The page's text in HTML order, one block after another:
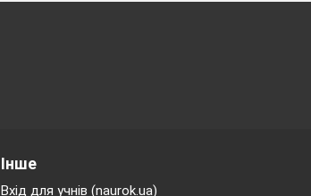
Інше
Вхід для учнів (naurok.ua)